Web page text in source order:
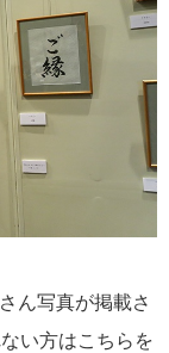
ん写真が掲載さ
い方はこちらを